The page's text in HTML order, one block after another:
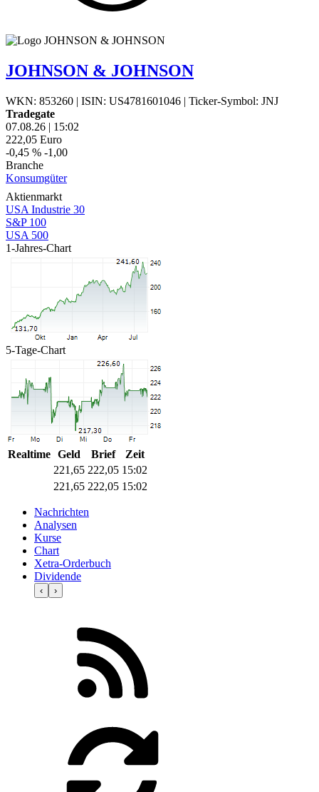
JOHNSON & JOHNSON
WKN: 853260 | ISIN: US4781601046 | Ticker-Symbol: JNJ
Tradegate
07.08.26 | 15:02
222,05 Euro
-0,45 % -1,00
Branche
Konsumgüter
Aktienmarkt
USA Industrie 30
S&P 100
USA 500
1-Jahres-Chart
5-Tage-Chart
Realtime Geld Brief
Zeit
221,65 222,05 15:02
221,65 222,05 15:02
Nachrichten
Analysen
Kurse
Chart
Xetra-Orderbuch
Dividende
‹ ›